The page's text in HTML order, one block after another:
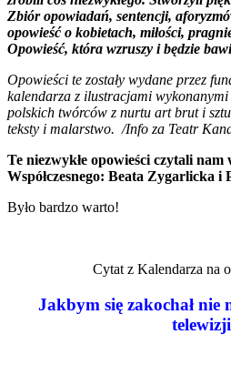
Zbiór opowiadań, sentencji,
opowieść o kobietach, miłości,
Opowieść, która wzruszy i będzie
Opowieści te zostały wydane przez
kalendarza z ilustracjami wykonanymi
polskich twórców z nurtu art brut i
teksty i malarstwo. /Info za Teatr
Te niezwykłe opowieści czytali
Współczesnego: Beata Zygarlicka i
Było bardzo warto!
Cytat z Kalendarza na
Jakbym się zakochał nie